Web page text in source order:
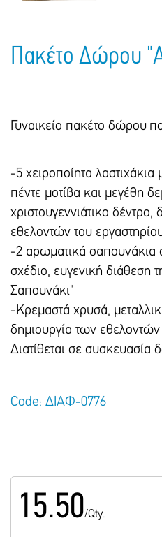
Πακέτο Δώρου
Γυναικείο πακέτο δώρου
-5 χειροποίητα
πέντε μοτίβα και μεγέθη
χριστουγεννιάτικο δέντρο,
εθελοντών του
-2 αρωματικά σαπουνάκια
σχέδιο, ευγενική διάθεση
Σαπουνάκι"
-Κρεμαστά χρυσά,
δημιουργία των
Διατίθεται σε συσκευασία
Code: ΔΙΑΦ-0776
15.50/Qty.